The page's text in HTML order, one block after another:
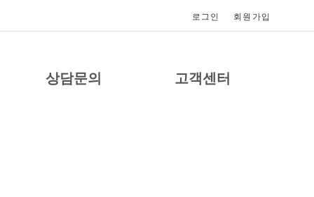
로그인 회원가입
상담문의 고객센터